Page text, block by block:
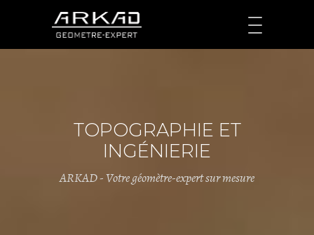
TOPOGRAPHIE ET
INGÉNIERIE
ARKAD - Votre géomètre-expert sur mesure